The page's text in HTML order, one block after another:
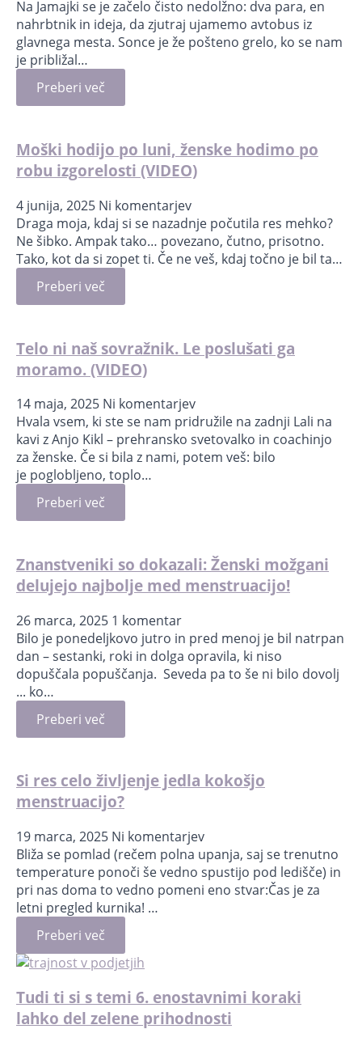
Na Jamajki se je začelo čisto nedolžno: dva para, en
nahrbtnik in ideja, da zjutraj ujamemo avtobus iz
glavnega mesta. Sonce je že pošteno grelo, ko se nam
je približal…
Preberi več
Moški hodijo po luni, ženske hodimo po
robu izgorelosti (VIDEO)
4 junija, 2025 Ni komentarjev
Draga moja, kdaj si se nazadnje počutila res mehko?
Ne šibko. Ampak tako… povezano, čutno, prisotno.
Tako, kot da si zopet ti. Če ne veš, kdaj točno je bil ta…
Preberi več
Telo ni naš sovražnik. Le poslušati ga
moramo. (VIDEO)
14 maja, 2025 Ni komentarjev
Hvala vsem, ki ste se nam pridružile na zadnji Lali na
kavi z Anjo Kikl – prehransko svetovalko in coachinjo
za ženske. Če si bila z nami, potem veš: bilo
je poglobljeno, toplo…
Preberi več
Znanstveniki so dokazali: Ženski možgani
delujejo najbolje med menstruacijo!
26 marca, 2025 1 komentar
Bilo je ponedeljkovo jutro in pred menoj je bil natrpan
dan – sestanki, roki in dolga opravila, ki niso
dopuščala popuščanja. Seveda pa to še ni bilo dovolj
... ko…
Preberi več
Si res celo življenje jedla kokošjo
menstruacijo?
19 marca, 2025 Ni komentarjev
Bliža se pomlad (rečem polna upanja, saj se trenutno
temperature ponoči še vedno spustijo pod ledišče) in
pri nas doma to vedno pomeni eno stvar:Čas je za
letni pregled kurnika! …
Preberi več
Tudi ti si s temi 6. enostavnimi koraki
lahko del zelene prihodnosti